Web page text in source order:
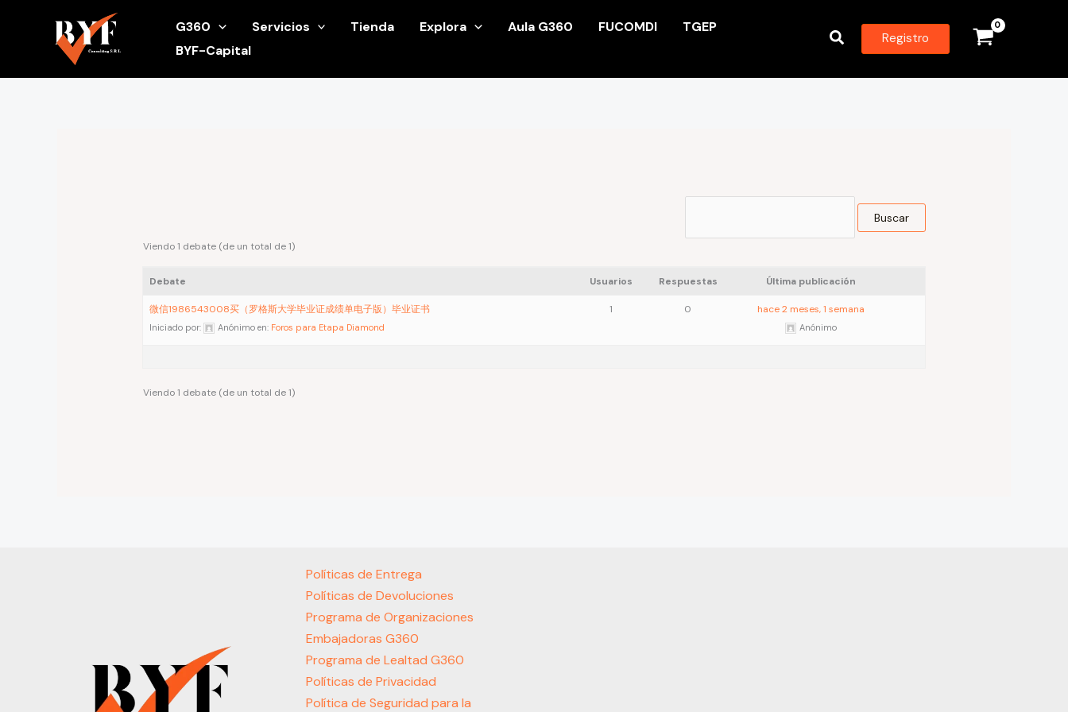
G360 Servicios Tienda Explora Aula G360 FUCOMDI
TGEP
BYF-Capital
Buscar Registro
Viendo 1 debate (de un total de 1)
Debate Usuarios Respuestas Última publicación
微信1986543008买（罗格斯大学毕业证成绩单电子版）毕业证书
Iniciado por: Anónimo en: Foros para Etapa Diamond
1 0 hace 2 meses, 1 semana
Anónimo
Viendo 1 debate (de un total de 1)
Políticas de Entrega
Políticas de Devoluciones
Programa de Organizaciones
Embajadoras G360
Programa de Lealtad G360
Políticas de Privacidad
Política de Seguridad para la